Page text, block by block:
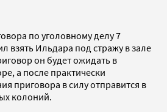
по уголовному делу 7
взять Ильдара под стражу в зале
он будет ожидать в
а после практически
приговора в силу отправится в
колоний.